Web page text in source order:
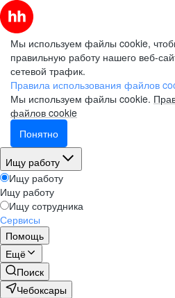
Мы используем файлы cookie,
правильную работу нашего веб-
сетевой трафик.
Правила использования файлов
Мы используем файлы cookie.
файлов cookie
Понятно
Ищу работу
Ищу работу
Ищу работу
Ищу сотрудника
Сервисы
Помощь
Ещё
Поиск
Чебоксары